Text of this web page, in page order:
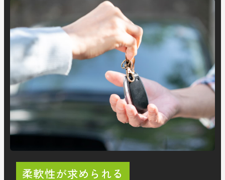
柔軟性が求められる